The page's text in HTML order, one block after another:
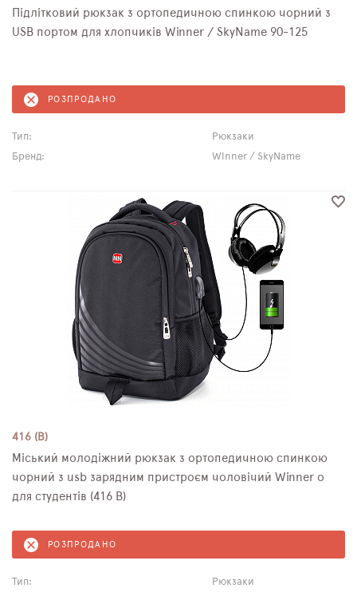
Підлітковий рюкзак з ортопедичною спинкою чорний з
USB портом для хлопчиків Winner / SkyName 90-125
РОЗПРОДАНО
Тип:
Рюкзаки
Бренд:
Winner / SkyName
416 (B)
Міський молодіжний рюкзак з ортопедичною спинкою
чорний з usb зарядним пристроєм чоловічий Winner o
для студентів (416 В)
РОЗПРОДАНО
Тип:
Рюкзаки